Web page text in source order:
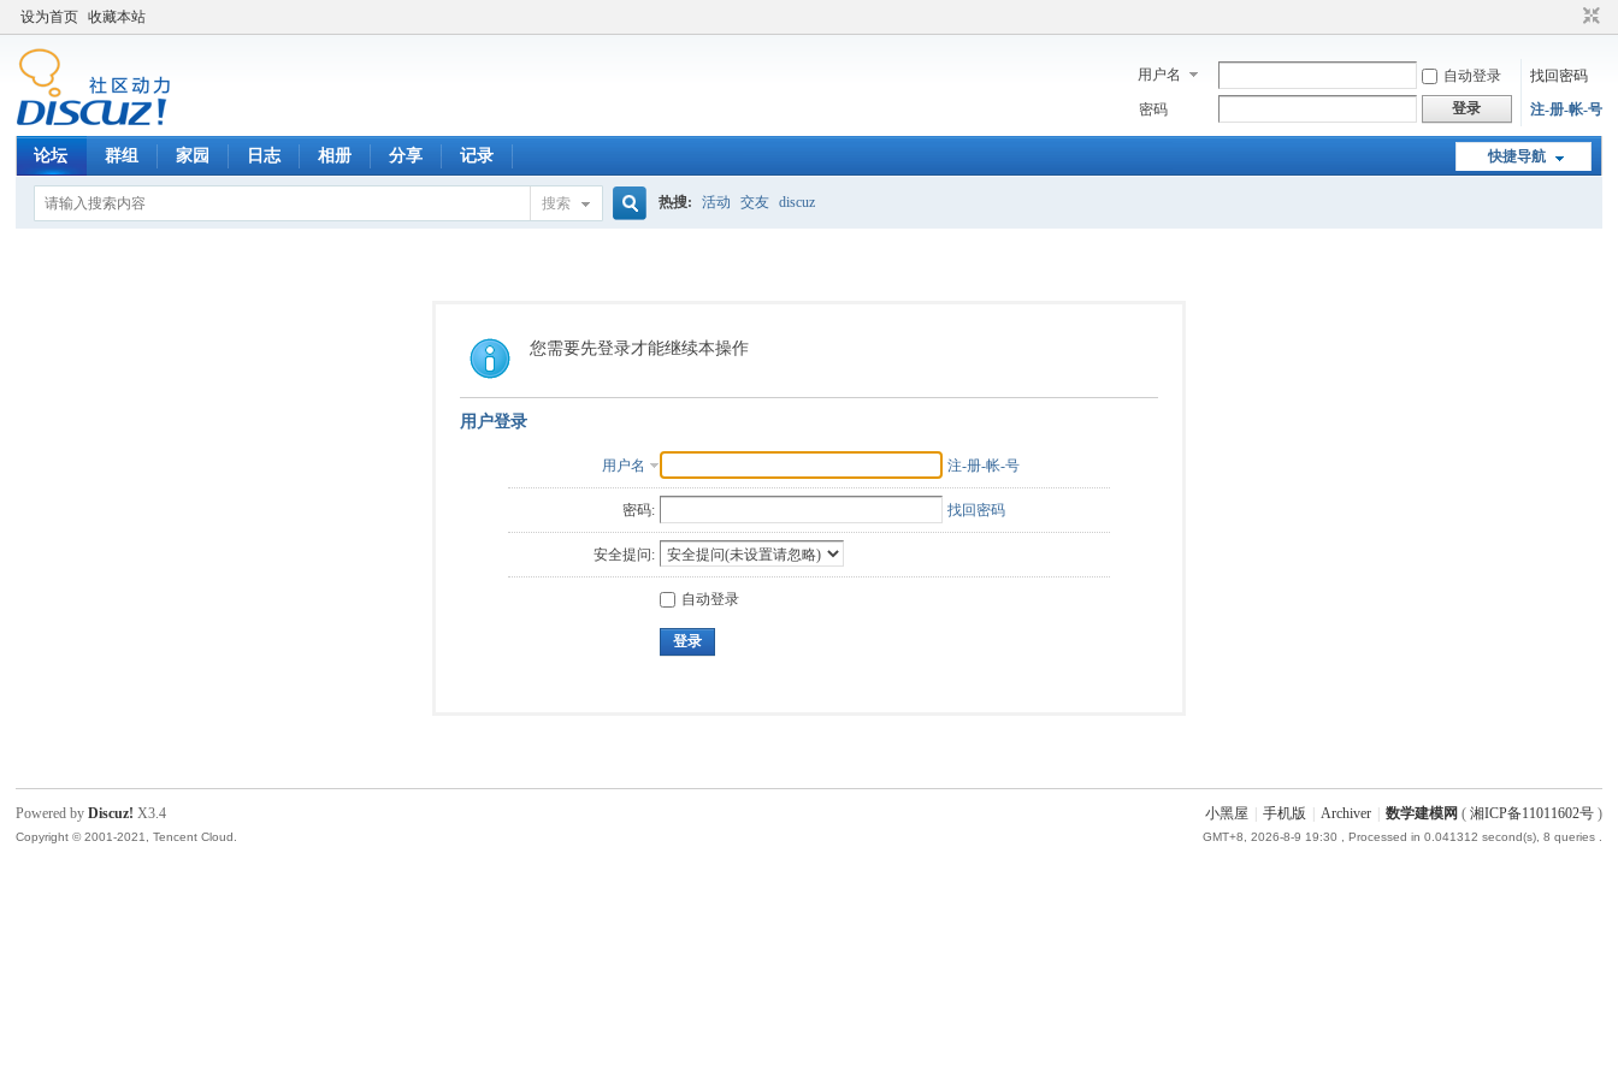
设为首页 收藏本站
用户名 自动登录
找回密码
密码
登录 注-册-帐-号
快捷导航
论坛 群组 家园 日志 相册 分享 记录
搜索
索
热搜: 活动 交友 discuz
您需要先登录才能继续本操作
用户登录
用户名 注-册-帐-号
密码: 找回密码
安全提问:
自动登录
登录
小黑屋 手机版 Archiver 数学建模网 ( 湘ICP备11011602号)
GMT+8, 2026-8-9 19:30 , Processed in 0.041312 second(s), 8 queries .
Powered byDiscuz! X3.4
Copyright © 2001-2021, Tencent Cloud.